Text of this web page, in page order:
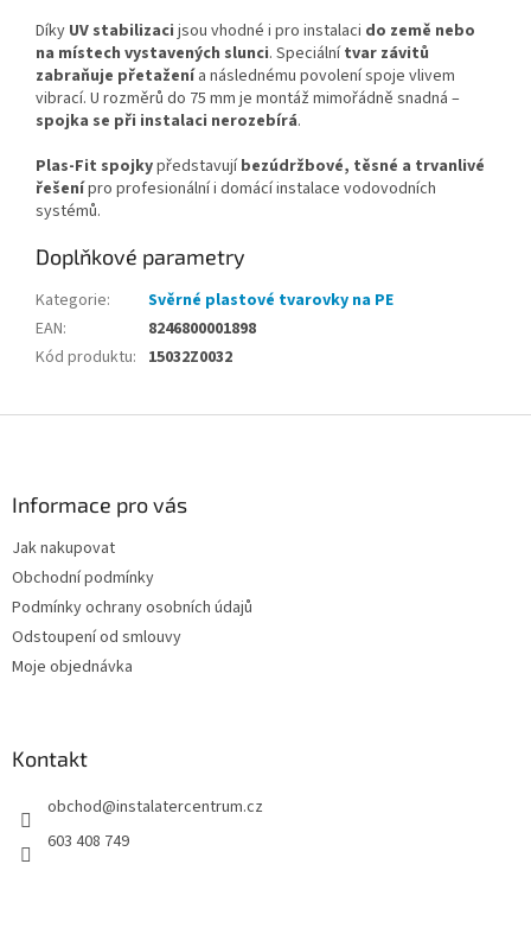
Díky UV stabilizaci jsou vhodné i pro instalaci do země nebo
na místech vystavených slunci. Speciálnítvar závitů
zabraňuje přetaženía následnému povolení spoje vlivem
vibrací. U rozměrů do 75 mm je montáž mimořádně snadná –
spojka se při instalaci nerozebírá.
Plas-Fit spojkypředstavujíbezúdržbové, těsné a trvanlivé
řešenípro profesionální i domácí instalace vodovodních
systémů.
Doplňkové parametry
Kategorie:
Svěrné plastové tvarovky na PE
EAN:
8246800001898
Kód produktu: 15032Z0032
Informace pro vás
Jak nakupovat
Obchodní podmínky
Podmínky ochrany osobních údajů
Odstoupení od smlouvy
Moje objednávka
Kontakt
obchod@instalatercentrum.cz
603 408 749